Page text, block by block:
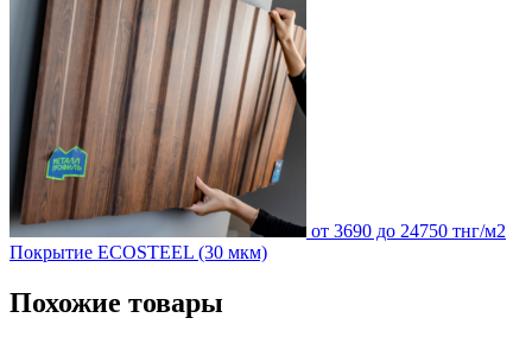
от 3690 до 24750 тнг/м2
Покрытие ECOSTEEL (30 мкм)
Похожие товары